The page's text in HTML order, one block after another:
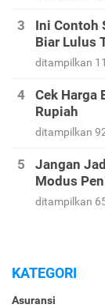
Ini Contoh
Biar Lulus
ditampilkan
Cek Harga
Rupiah
ditampilkan
Jangan
Modus
ditampilkan
KATEGORI
Asuransi